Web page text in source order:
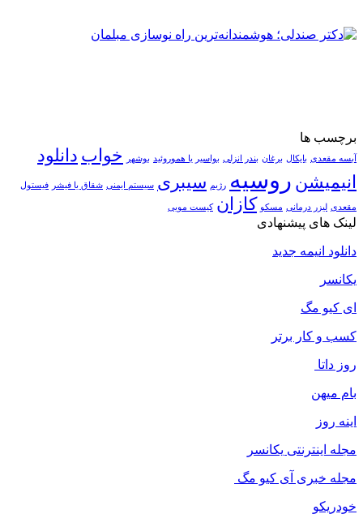
برچسب ها
آبسه مقعدی بایکال برغان بندر انزلی بواسیر یا هموروئید بوشهر خواب دانلود
انیمیشن روسیه رژیم سیبری سیستم ایمنی شقاق یا فیشر فیستول
مقعدی لیزر درمانی مسکو کازان کیست مویی
لینک های پیشنهادی
دانلود انیمه جدید
یکانسر
ای کیو مگ
کسب و کار برتر
روز داتا
بام میهن
اینه روز
مجله اینترنتی یکانسر
مجله خبری آی کیو مگ
خودریکو